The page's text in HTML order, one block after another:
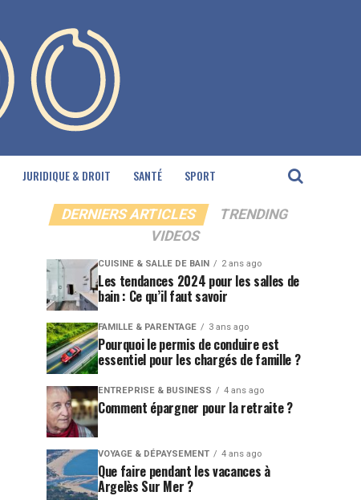
JURIDIQUE & DROIT SANTÉ SPORT
DERNIERS ARTICLES
TRENDING
VIDEOS
CUISINE & SALLE DE BAIN 2 ans ago
Les tendances 2024 pour les salles de
bain : Ce qu’il faut savoir
FAMILLE & PARENTAGE 3 ans ago
Pourquoi le permis de conduire est
essentiel pour les chargés de famille ?
ENTREPRISE & BUSINESS 4 ans ago
Comment épargner pour la retraite ?
VOYAGE & DÉPAYSEMENT 4 ans ago
Que faire pendant les vacances à
Argelès Sur Mer ?